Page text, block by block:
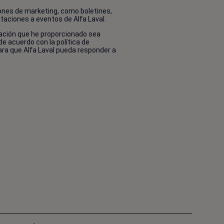
de marketing, como boletines,
a eventos de Alfa Laval.
que he proporcionado sea
acuerdo con la política de
que Alfa Laval pueda responder a